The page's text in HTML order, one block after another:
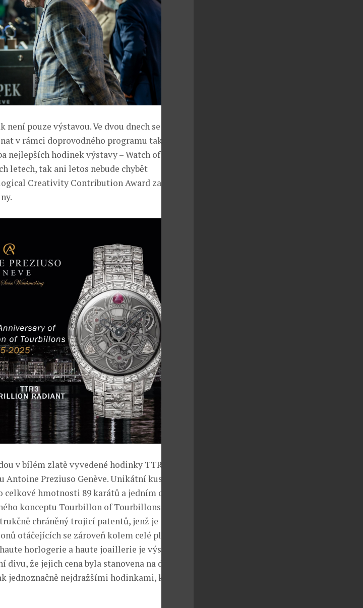
pouze výstavou. Ve dvou dnech se po
v rámci doprovodného programu také
nejlepších hodinek výstavy – Watch of the
letech, tak ani letos nebude chybět
Creativity Contribution Award za
v bílém zlatě vyvedené hodinky TTR3 –
Preziuso Genève. Unikátní kus, zcela
hmotnosti 89 karátů a jedním obřím
konceptu Tourbillon of Tourbillons. Jejich
chráněný trojicí patentů, jenž je
otáčejících se zároveň kolem celé plochy
horlogerie a haute joaillerie je výsledkem
že jejich cena byla stanovena na deset
jednoznačně nejdražšími hodinkami, které